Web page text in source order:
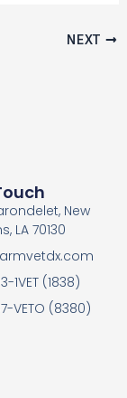
NEXT
New
LA 70130
1VET (1838)
VETO (8380)